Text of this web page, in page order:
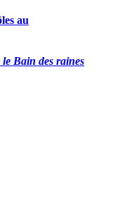
au
le Bain des raines